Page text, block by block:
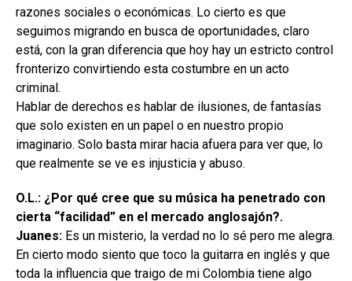
razones sociales o económicas. Lo cierto es que
seguimos migrando en busca de oportunidades, claro
está, con la gran diferencia que hoy hay un estricto control
fronterizo convirtiendo esta costumbre en un acto
criminal.
Hablar de derechos es hablar de ilusiones, de fantasías
que solo existen en un papel o en nuestro propio
imaginario. Solo basta mirar hacia afuera para ver que, lo
que realmente se ve es injusticia y abuso.
O.L.: ¿Por qué cree que su música ha penetrado con
cierta “facilidad” en el mercado anglosajón?.
Juanes: Es un misterio, la verdad no lo sé pero me alegra.
En cierto modo siento que toco la guitarra en inglés y que
toda la influencia que traigo de mi Colombia tiene algo